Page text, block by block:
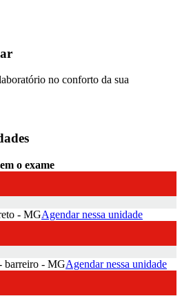
no conforto da sua
o exame
- MGAgendar nessa unidade
barreiro - MGAgendar nessa unidade